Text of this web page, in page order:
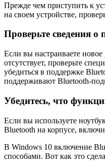
Прежде чем приступить к
на своем устройстве,
Проверьте сведения о
Если вы настраиваете
отсутствует, проверьте
убедиться в поддержке
поддерживают Bluetooth-
Убедитесь, что
Если вы используете
Bluetooth на корпусе,
В Windows 10 включение
способами. Вот как это